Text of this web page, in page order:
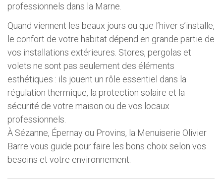
professionnels dans la Marne.
Quand viennent les beaux jours ou que l’hiver s’installe,
le confort de votre habitat dépend en grande partie de
vos installations extérieures. Stores, pergolas et
volets ne sont pas seulement des éléments
esthétiques : ils jouent un rôle essentiel dans la
régulation thermique, la protection solaire et la
sécurité de votre maison ou de vos locaux
professionnels.
À Sézanne, Épernay ou Provins, la Menuiserie Olivier
Barre vous guide pour faire les bons choix selon vos
besoins et votre environnement.